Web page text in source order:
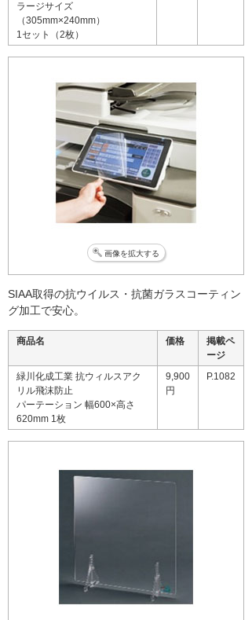
ラージサイズ
（305mm×240mm）
1セット（2枚）
画像を拡大する
SIAA取得の抗ウイルス・抗菌ガラスコーティン
グ加工で安心。
商品名 価格
掲載ペ
ージ
緑川化成工業 抗ウィルスアク
リル飛沫防止
パーテーション 幅600×高さ
620mm 1枚
9,900
円
P.1082